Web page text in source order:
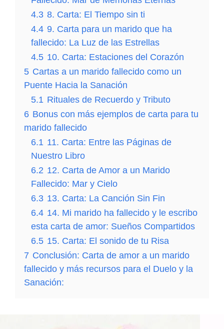
4.3 8. Carta: El Tiempo sin ti
4.4 9. Carta para un marido que ha
fallecido: La Luz de las Estrellas
4.5 10. Carta: Estaciones del Corazón
5 Cartas a un marido fallecido como un
Puente Hacia la Sanación
5.1 Rituales de Recuerdo y Tributo
6 Bonus con más ejemplos de carta para tu
marido fallecido
6.1 11. Carta: Entre las Páginas de
Nuestro Libro
6.2 12. Carta de Amor a un Marido
Fallecido: Mar y Cielo
6.3 13. Carta: La Canción Sin Fin
6.4 14. Mi marido ha fallecido y le escribo
esta carta de amor: Sueños Compartidos
6.5 15. Carta: El sonido de tu Risa
7 Conclusión: Carta de amor a un marido
fallecido y más recursos para el Duelo y la
Sanación: